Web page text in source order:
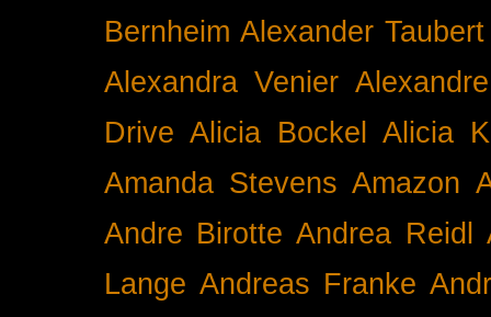
Bernheim Alexander Taubert
Alexandra Venier
Drive Alicia Bockel
Alicia
Amanda Stevens Amazon
Andre Birotte Andrea Reidl
Lange Andreas Franke